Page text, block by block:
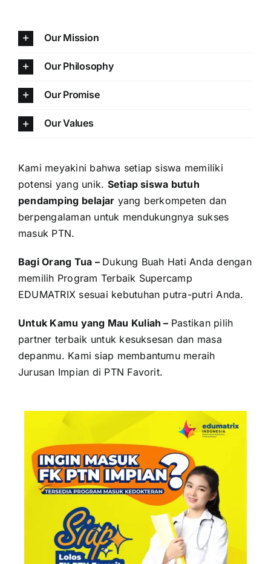
Our Mission
Our Philosophy
Our Promise
Our Values
Kami meyakini bahwa setiap siswa memiliki
potensi yang unik. Setiap siswa butuh
pendamping belajar yang berkompeten dan
berpengalaman untuk mendukungnya sukses
masuk PTN.
Bagi Orang Tua – Dukung Buah Hati Anda dengan
memilih Program Terbaik Supercamp
EDUMATRIX sesuai kebutuhan putra-putri Anda.
Untuk Kamu yang Mau Kuliah – Pastikan pilih
partner terbaik untuk kesuksesan dan masa
depanmu. Kami siap membantumu meraih
Jurusan Impian di PTN Favorit.